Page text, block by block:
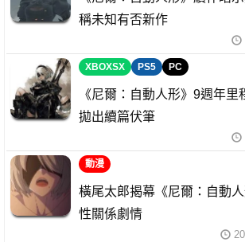
稱未知有否新作
XBOXSX PS5 PC
《尼爾：自動人形》9週年
拋出續篇伏筆
動漫
橫尾太郎揭幕《尼爾：自動
性關係劇情